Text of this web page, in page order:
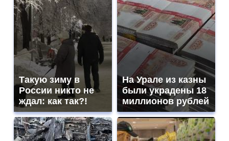
Такую зиму в
России никто не
ждал: как так?!
На Урале из казны
были украдены 18
миллионов рублей